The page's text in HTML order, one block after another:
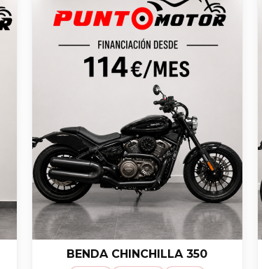
BENDA CHINCHILLA 350